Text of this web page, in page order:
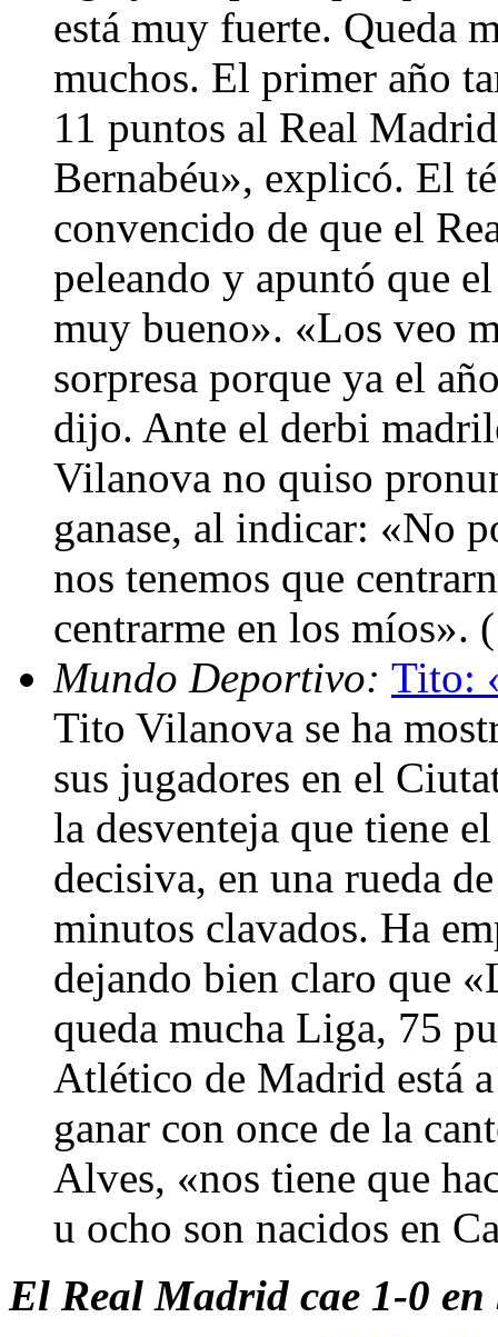
está muy fuerte. Queda
muchos. El primer año
11 puntos al Real
Bernabéu», explicó. El
convencido de que el
peleando y apuntó que
muy bueno». «Los veo
sorpresa porque ya el
dijo. Ante el derbi
Vilanova no quiso
ganase, al indicar: «No
nos tenemos que
centrarme en los
Mundo Deportivo: Tito:
Tito Vilanova se ha
sus jugadores en el
la desventeja que tiene
decisiva, en una rueda
minutos clavados. Ha
dejando bien claro que
queda mucha Liga, 75
Atlético de Madrid está
ganar con once de la
Alves, «nos tiene que
u ocho son nacidos en
El Real Madrid cae 1-0